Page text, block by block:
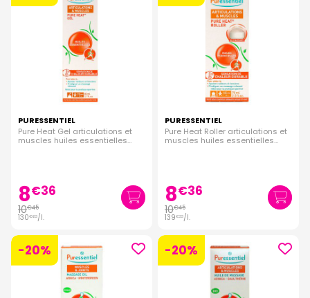
PURESSENTIEL
Pure Heat Gel articulations et
muscles huiles essentielles
8€36
10€45
130€63/l.
PURESSENTIEL
Pure Heat Roller articulations et
muscles huiles essentielles
8€36
10€45
139€33/l.
-20% -20%